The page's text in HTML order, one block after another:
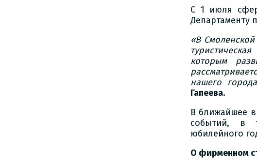
С 1 июля
Департаменту
«В Смоленской
которым
нашего
Гапеева.
В ближайшее
событий, в
юбилейного
О фирменном